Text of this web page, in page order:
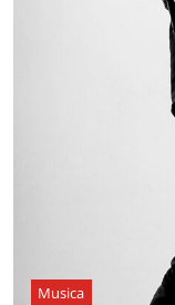
Musica